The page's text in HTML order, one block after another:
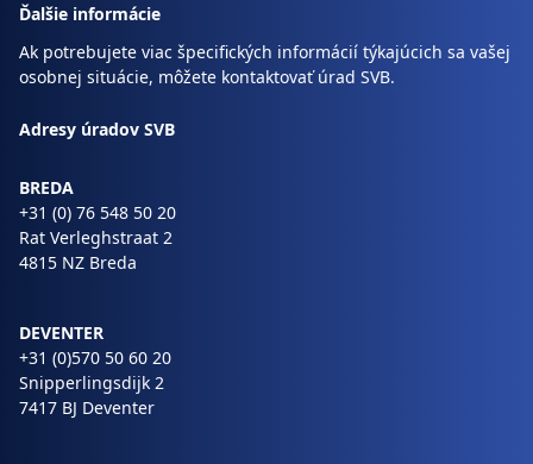
Ďalšie informácie
Ak potrebujete viac špecifických informácií týkajúcich sa vašej
osobnej situácie, môžete kontaktovať úrad SVB.
Adresy úradov SVB
BREDA
+31 (0) 76 548 50 20
Rat Verleghstraat 2
4815 NZ Breda
DEVENTER
+31 (0)570 50 60 20
Snipperlingsdijk 2
7417 BJ Deventer